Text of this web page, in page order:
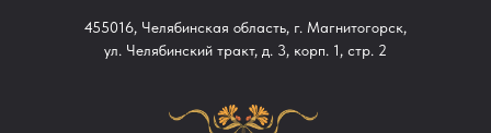
455016, Челябинская область, г. Магнитогорск,
ул. Челябинский тракт, д. 3, корп. 1, стр. 2